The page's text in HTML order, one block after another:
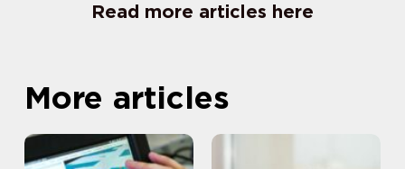
Read more articles here
More articles